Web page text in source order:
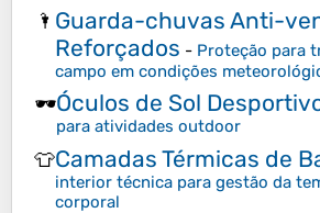
🌂 Guarda-chuvas Anti-
Reforçados - Proteção para
campo em condições
🕶️Óculos de Sol
para atividades outdoor
👕Camadas Térmicas de
interior técnica para gestão da
corporal